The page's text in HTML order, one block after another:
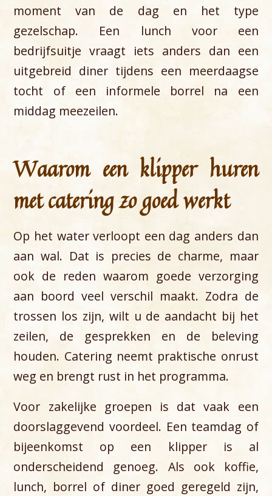
moment van de dag en het type
gezelschap. Een lunch voor een
bedrijfsuitje vraagt iets anders dan een
uitgebreid diner tijdens een meerdaagse
tocht of een informele borrel na een
middag meezeilen.
Waarom een klipper huren
met catering zo goed werkt
Op het water verloopt een dag anders dan
aan wal. Dat is precies de charme, maar
ook de reden waarom goede verzorging
aan boord veel verschil maakt. Zodra de
trossen los zijn, wilt u de aandacht bij het
zeilen, de gesprekken en de beleving
houden. Catering neemt praktische onrust
weg en brengt rust in het programma.
Voor zakelijke groepen is dat vaak een
doorslaggevend voordeel. Een teamdag of
bijeenkomst op een klipper is al
onderscheidend genoeg. Als ook koffie,
lunch, borrel of diner goed geregeld zijn,